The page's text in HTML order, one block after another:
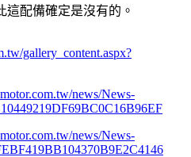
配備確定是沒有的。
gallery_content.aspx?
news/News-
news/News-